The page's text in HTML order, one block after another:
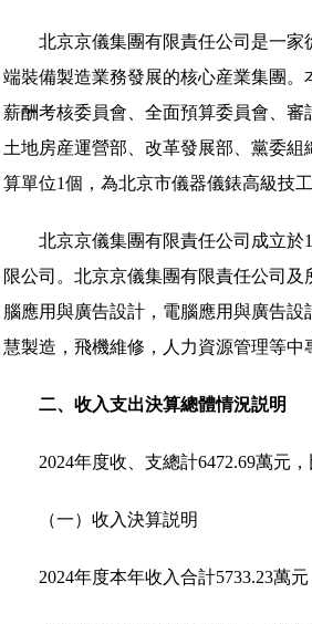
北京京儀集團有限責任公司是一
端裝備製造業務發展的核心産業集團
薪酬考核委員會、全面預算委員會、審
土地房産運營部、改革發展部、黨委
算單位1個，為北京市儀器儀錶高級技
北京京儀集團有限責任公司成立於
限公司。北京京儀集團有限責任公司
腦應用與廣告設計，電腦應用與廣告
慧製造，飛機維修，人力資源管理等中
二、收入支出決算總體情況説明
2024年度收、支總計6472.69萬元
（一）收入決算説明
2024年度本年收入合計5733.23萬